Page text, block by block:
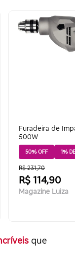
Furadeira de
500W
50% OFF 1%
R$ 231,70
R$ 114,90
Magazine Luiza
que